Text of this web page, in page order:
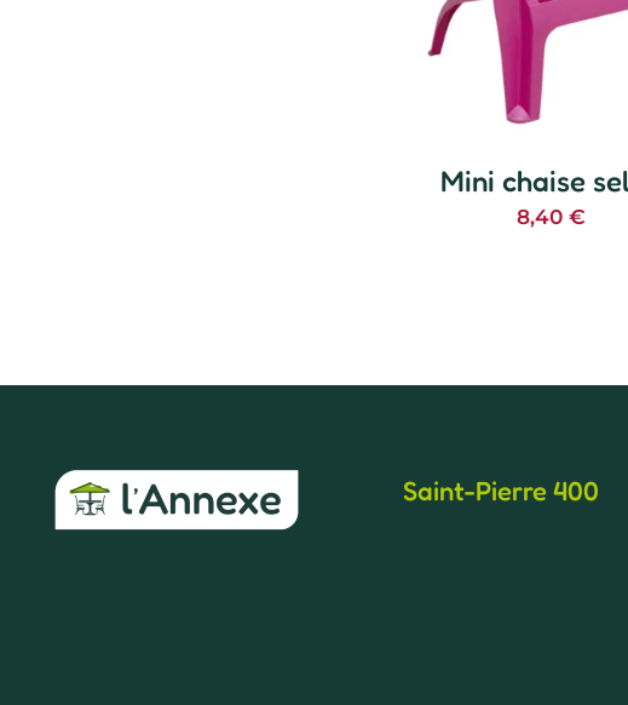
Mini chaise
8,40 €
Saint-Pierre 400